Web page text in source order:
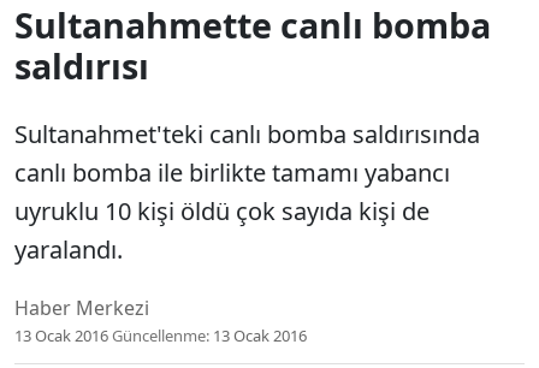
Sultanahmette canlı bomba
saldırısı
Sultanahmet'teki canlı bomba saldırısında
canlı bomba ile birlikte tamamı yabancı
uyruklu 10 kişi öldü çok sayıda kişi de
yaralandı.
Haber Merkezi
13 Ocak 2016Güncellenme: 13 Ocak 2016